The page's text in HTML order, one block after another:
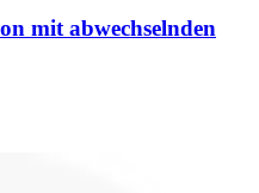
mit abwechselnden